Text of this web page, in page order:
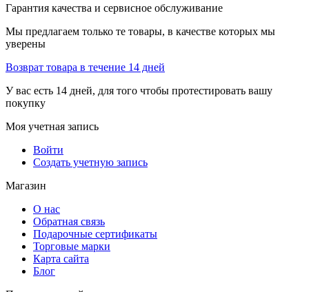
Гарантия качества и сервисное обслуживание
Мы предлагаем только те товары, в качестве которых мы
уверены
Возврат товара в течение 14 дней
У вас есть 14 дней, для того чтобы протестировать вашу
покупку
Моя учетная запись
Войти
Создать учетную запись
Магазин
О нас
Обратная связь
Подарочные сертификаты
Торговые марки
Карта сайта
Блог